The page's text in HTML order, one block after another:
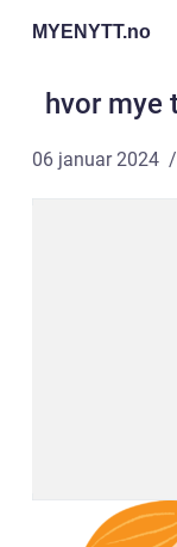
MYENYTT.no
hvor mye
06 januar 2024